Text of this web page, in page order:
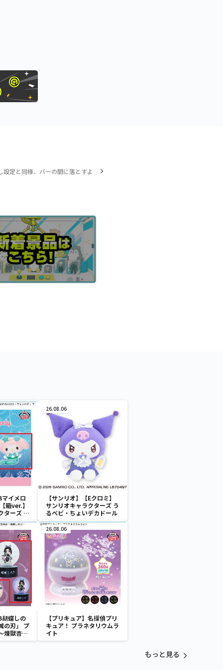
定と同様、バーの間に落とすよ
イメロ
箱ver.】
ターズ お
～マ
イドver.
26.08.06
【サンリオ】【Eクロミ】
サンリオキャラクターズ う
るベビ・ちょいデカドール
胡蝶しの
の刃」 プ
煉獄杏寿
26.08.06
【プリキュア】名探偵プリ
キュア！ プラネタリウムラ
イト
もっと見る